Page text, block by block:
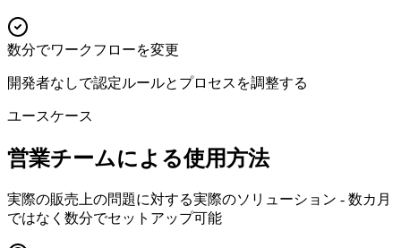
数分でワークフローを変更
開発者なしで認定ルールとプロセスを調整する
ユースケース
営業チームによる使用方法
実際の販売上の問題に対する実際のソリューション - 数カ月
ではなく数分でセットアップ可能